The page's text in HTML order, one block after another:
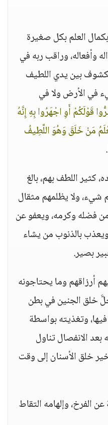
العلم بكل صغيرة
وأفعاله، وراقب ربه في
بين يدي اللطيف
في الأرض ولا في
قَوْلَكُمْ أَوِ اجْهَرُوا بِهِ إِنَّهُ
مَنْ خَلَقَ وَهُوَ اللَّطِيفُ
.
كثير اللطف بهم، بالغ
شيء، ولا يظلمهم مثقال
فضله وكرمه، ويعفو عن
بالذنوب من يشاء
بصير.
أرزاقهم وما يحتاجونه
خلق الجنين في بطن
وتغذيته بواسطة
بعد الانفصال تناول
خلق الأسنان إلى وقت
الفرخ، وإلهامه التقاط